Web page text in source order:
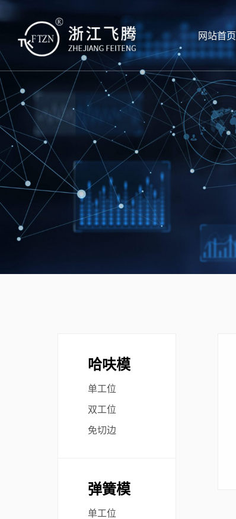
网站首页
哈呋模
单工位
双工位
免切边
弹簧模
单工位